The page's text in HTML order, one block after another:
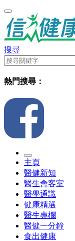
搜尋
熱門搜尋：
主頁
醫健新知
醫生會客室
醫學通識
健康精選
醫生專欄
醫健一分鐘
食出健康